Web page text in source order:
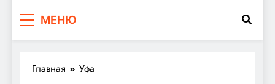
МЕНЮ
Главная Уфа